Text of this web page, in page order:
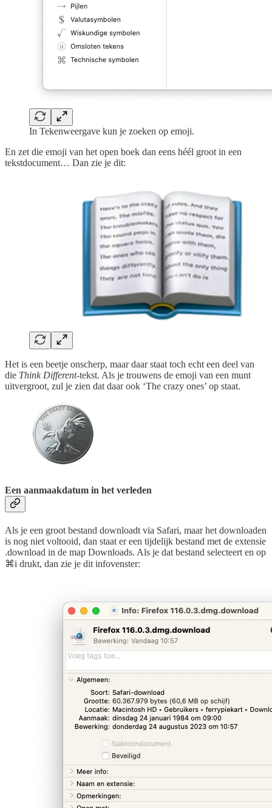
In Tekenweergave kun je zoeken op emoji.
En zet die emoji van het open boek dan eens héél groot in een
tekstdocument… Dan zie je dit:
Het is een beetje onscherp, maar daar staat toch echt een deel van
die Think Different-tekst. Als je trouwens de emoji van een munt
uitvergroot, zul je zien dat daar ook ‘The crazy ones’ op staat.
Een aanmaakdatum in het verleden
Als je een groot bestand downloadt via Safari, maar het downloaden
is nog niet voltooid, dan staat er een tijdelijk bestand met de extensie
.download in de map Downloads. Als je dat bestand selecteert en op
⌘i drukt, dan zie je dit infovenster: